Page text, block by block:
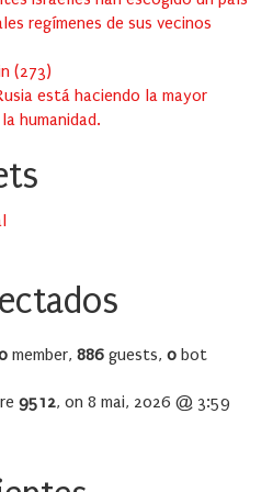
regímenes de sus vecinos
(273)
está haciendo la mayor
humanidad.
member, 886 guests, 0 bot
9512, on 8 mai, 2026 @ 3:59